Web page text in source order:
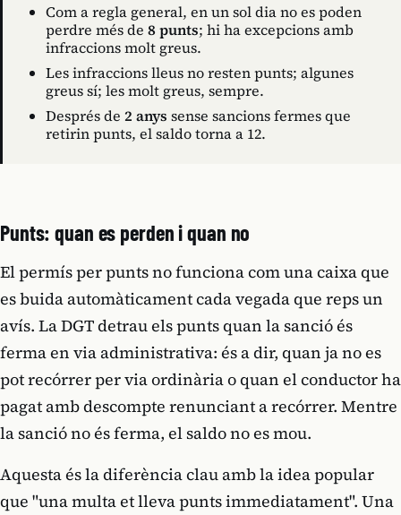
Com a regla general, en un sol dia no es poden
perdre més de 8 punts; hi ha excepcions amb
infraccions molt greus.
Les infraccions lleus no resten punts; algunes
greus sí; les molt greus, sempre.
Després de 2 anys sense sancions fermes que
retirin punts, el saldo torna a 12.
Punts: quan es perden i quan no
El permís per punts no funciona com una caixa que
es buida automàticament cada vegada que reps un
avís. La DGT detrau els punts quan la sanció és
ferma en via administrativa: és a dir, quan ja no es
pot recórrer per via ordinària o quan el conductor ha
pagat amb descompte renunciant a recórrer. Mentre
la sanció no és ferma, el saldo no es mou.
Aquesta és la diferència clau amb la idea popular
que "una multa et lleva punts immediatament". Una